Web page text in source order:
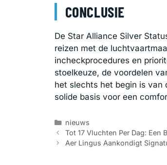
CONCLUSIE
De Star Alliance Silver
reizen met de
incheckprocedures en
stoelkeuze, de voordelen
het slechts het begin is van
solide basis voor een
Categorieën
nieuws
Tot 17 Vluchten Per Dag: Een
Aer Lingus Aankondigt